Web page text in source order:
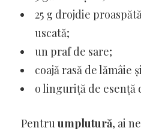
25 g drojdie
uscată;
un praf de sare;
coajă rasă de lămâie
o linguriță de esență
Pentru umplutură, ai